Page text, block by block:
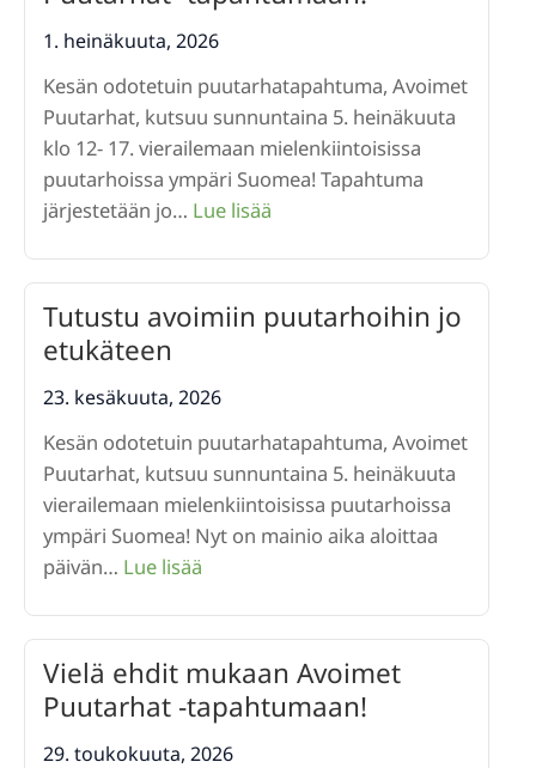
puutarha-
1. heinäkuuta, 2026
Kesän odotetuin puutarhatapahtuma, Avoimet
Puutarhat, kutsuu sunnuntaina 5. heinäkuuta
klo 12- 17. vierailemaan mielenkiintoisissa
puutarhoissa ympäri Suomea! Tapahtuma
järjestetään jo… Lue lisää
mukaan
Avoimet
Tutustu avoimiin puutarhoihin jo
etukäteen
23. kesäkuuta, 2026
Kesän odotetuin puutarhatapahtuma, Avoimet
Puutarhat, kutsuu sunnuntaina 5. heinäkuuta
vierailemaan mielenkiintoisissa puutarhoissa
ympäri Suomea! Nyt on mainio aika aloittaa
päivän… Lue lisää
puutarhoihin
jo
etukäteen
Vielä ehdit mukaan Avoimet
Puutarhat -tapahtumaan!
29. toukokuuta, 2026